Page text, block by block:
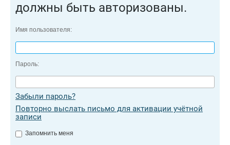
должны быть авторизованы.
Имя пользователя:
Пароль:
Забыли пароль?
Повторно выслать письмо для активации учётной
записи
Запомнить меня